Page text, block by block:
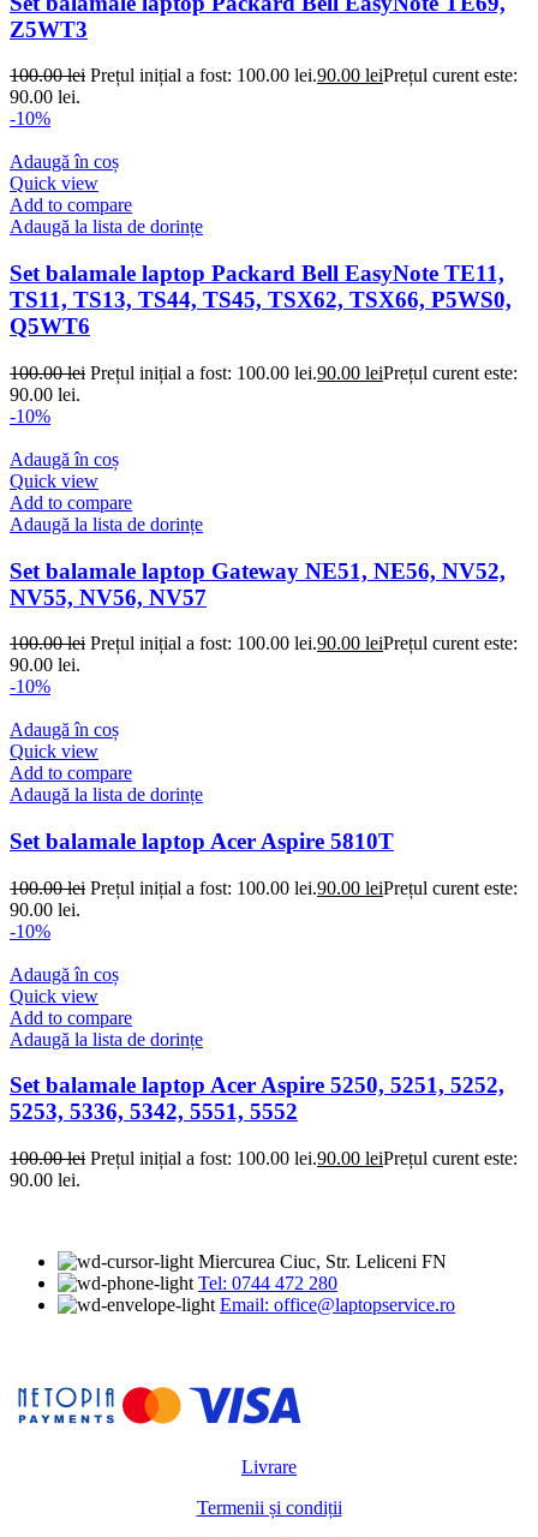
Z5WT3
100.00lei Prețul inițial a fost: 100.00 lei.90.00 leiPrețul curent este:
90.00 lei.
-10%
Adaugă în coș
Quick view
Add to compare
Adaugă la lista de dorințe
Set balamale laptop Packard Bell EasyNote TE11,
TS11, TS13, TS44, TS45, TSX62, TSX66, P5WS0,
Q5WT6
100.00lei Prețul inițial a fost: 100.00 lei.90.00 leiPrețul curent este:
90.00 lei.
-10%
Adaugă în coș
Quick view
Add to compare
Adaugă la lista de dorințe
Set balamale laptop Gateway NE51, NE56, NV52,
NV55, NV56, NV57
100.00lei Prețul inițial a fost: 100.00 lei.90.00 leiPrețul curent este:
90.00 lei.
-10%
Adaugă în coș
Quick view
Add to compare
Adaugă la lista de dorințe
Set balamale laptop Acer Aspire 5810T
100.00lei Prețul inițial a fost: 100.00 lei.90.00 leiPrețul curent este:
90.00 lei.
-10%
Adaugă în coș
Quick view
Add to compare
Adaugă la lista de dorințe
Set balamale laptop Acer Aspire 5250, 5251, 5252,
5253, 5336, 5342, 5551, 5552
100.00lei Prețul inițial a fost: 100.00 lei.90.00 leiPrețul curent este:
90.00 lei.
Miercurea Ciuc, Str. Leliceni FN
Tel: 0744 472 280
Email: office@laptopservice.ro
Livrare
Termenii și condiții